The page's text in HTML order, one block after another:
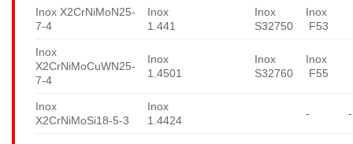
Inox X2CrNiMoN25-
7-4
Inox
1.441
Inox
S32750
Inox
F53
Inox
X2CrNiMoCuWN25-
7-4
Inox
1.4501
Inox
S32760
Inox
F55
Inox
X2CrNiMoSi18-5-3
Inox
1.4424
- -